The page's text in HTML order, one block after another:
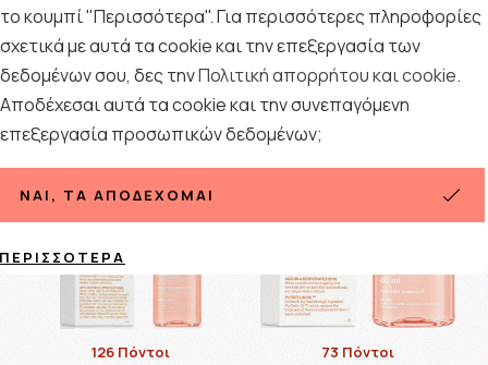
Ταξινόμηση Προβολή
126 Πόντοι 73 Πόντοι
το κουμπί "Περισσότερα". Για περισσότερες πληροφορίες
σχετικά με αυτά τα cookie και την επεξεργασία των
δεδομένων σου, δες τηνΠολιτική απορρήτου και cookie.
Αποδέχεσαι αυτά τα cookie και την συνεπαγόμενη
επεξεργασία προσωπικών δεδομένων;
ΝΑΙ, ΤΑ ΑΠΟΔΈΧΟΜΑΙ
ΠΕΡΙΣΣΌΤΕΡΑ